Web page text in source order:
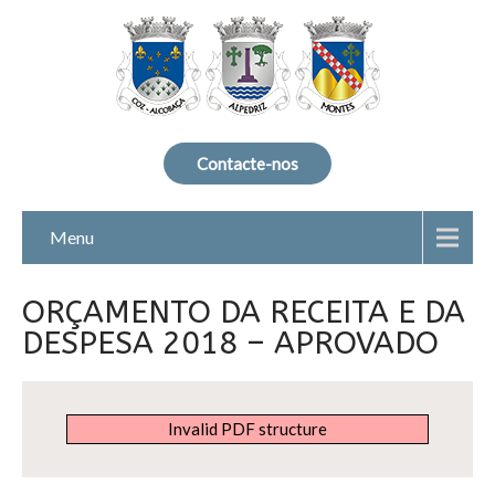
Contacte-nos
Menu
ORÇAMENTO DA RECEITA E DA
DESPESA 2018 – APROVADO
Invalid PDF structure